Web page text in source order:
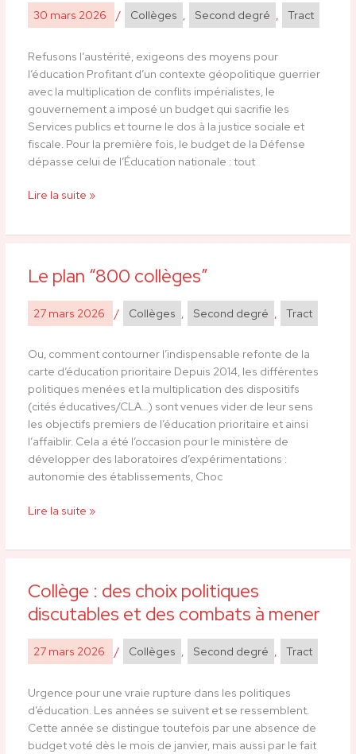
30 mars 2026 / Collèges , Second degré , Tract
Refusons l’austérité, exigeons des moyens pour
l’éducation Profitant d’un contexte géopolitique guerrier
avec la multiplication de conflits impérialistes, le
gouvernement a imposé un budget qui sacrifie les
Services publics et tourne le dos à la justice sociale et
fiscale. Pour la première fois, le budget de la Défense
dépasse celui de l’Éducation nationale : tout
ne
les
pas
faire
!
Lire la suite »
Le plan “800 collèges”
27 mars 2026 / Collèges , Second degré , Tract
Ou, comment contourner l’indispensable refonte de la
carte d’éducation prioritaire Depuis 2014, les différentes
politiques menées et la multiplication des dispositifs
(cités éducatives/CLA…) sont venues vider de leur sens
les objectifs premiers de l’éducation prioritaire et ainsi
l’affaiblir. Cela a été l’occasion pour le ministère de
développer des laboratoires d’expérimentations :
autonomie des établissements, Choc
Le
“800
collèges”
Lire la suite »
Collège : des choix politiques
discutables et des combats à mener
27 mars 2026 / Collèges , Second degré , Tract
Urgence pour une vraie rupture dans les politiques
d’éducation. Les années se suivent et se ressemblent.
Cette année se distingue toutefois par une absence de
budget voté dès le mois de janvier, mais aussi par le fait
Collège
des
choix
politiques
et
des
combats
à